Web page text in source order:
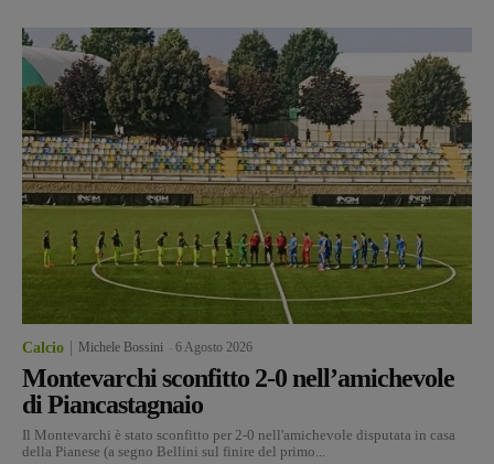
Calcio Michele Bossini 6 Agosto 2026
Montevarchi sconfitto 2-0 nell’amichevole
di Piancastagnaio
Il Montevarchi è stato sconfitto per 2-0 nell'amichevole disputata in casa
della Pianese (a segno Bellini sul finire del primo...